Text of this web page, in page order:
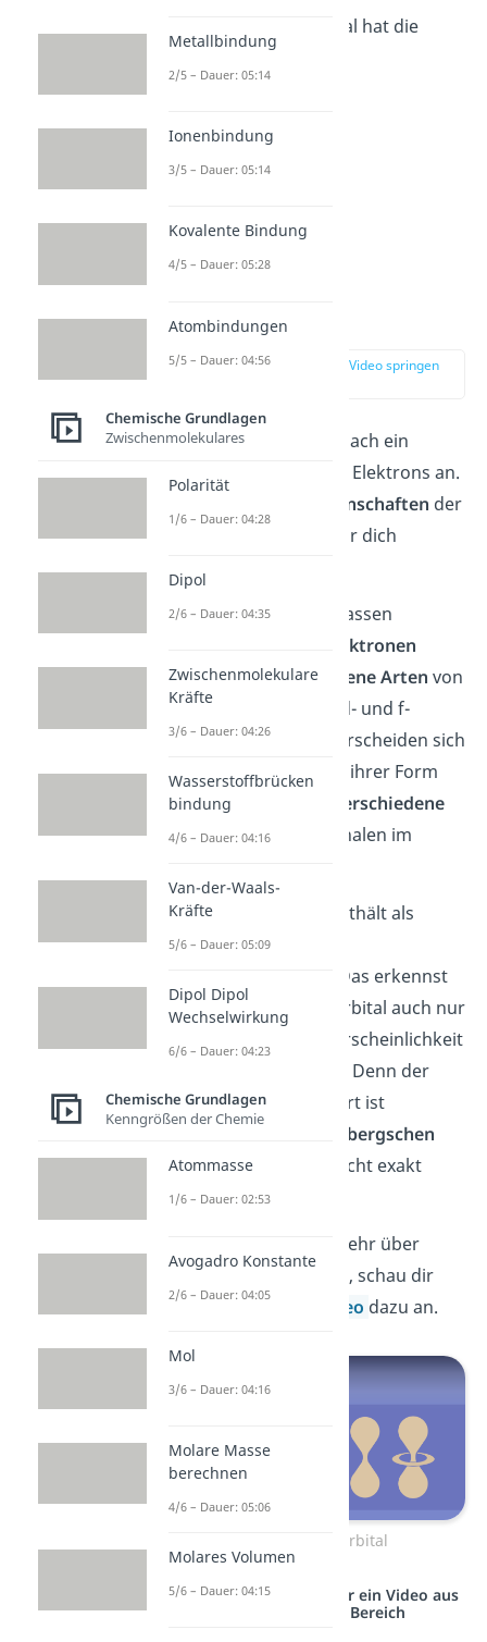
Das einfachste Orbital hat die
Form einer Kugel.
Orbitale
zur Stelle im Video springen
Orbitale geben demnach ein
Aufenthaltsraum des Elektrons an.
wichtigsten Eigenschaften der
Orbitale haben wir für dich
in jedes Orbital passen
maximal zwei Elektronen
es gibtverschiedene Arten von
Orbitalen: s-, p-, d- und f-
Orbitale; sie unterscheiden sich
einfach gesagt in ihrer Form
Orbitale haben
verschiedene
Energien
(wie Schalen im
Das Orbitalmodell enthält als
erstes Elemente der
. Das erkennst
du daran, dass ein Orbital auch nur
eine Aufenthaltswahrscheinlichkeit
des Elektrons angibt. Denn der
genaue Aufenthaltsort ist
Heisenbergschen
Unschärferelation
nicht exakt
bestimmbar.
Wenn du zunächst mehr über
Orbitale wissen willst, schau dir
unbedingt unser
Video dazu an.
Zum Video: Orbital
Studyflix vernetzt: Hier ein Video aus
einem anderen Bereich
Metallbindung
2/5 – Dauer: 05:14
Ionenbindung
3/5 – Dauer: 05:14
Kovalente Bindung
4/5 – Dauer: 05:28
Atombindungen
5/5 – Dauer: 04:56
Chemische Grundlagen
Zwischenmolekulares
Polarität
1/6 – Dauer: 04:28
Dipol
2/6 – Dauer: 04:35
Zwischenmolekulare
Kräfte
3/6 – Dauer: 04:26
Wasserstoffbrücken
bindung
4/6 – Dauer: 04:16
Van-der-Waals-
Kräfte
5/6 – Dauer: 05:09
Dipol Dipol
Wechselwirkung
6/6 – Dauer: 04:23
Chemische Grundlagen
Kenngrößen der Chemie
Atommasse
1/6 – Dauer: 02:53
Avogadro Konstante
2/6 – Dauer: 04:05
Mol
3/6 – Dauer: 04:16
Molare Masse
berechnen
4/6 – Dauer: 05:06
Molares Volumen
5/6 – Dauer: 04:15